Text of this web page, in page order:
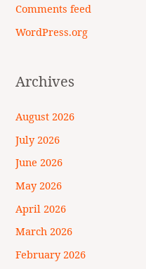
Comments feed
WordPress.org
Archives
August 2026
July 2026
June 2026
May 2026
April 2026
March 2026
February 2026